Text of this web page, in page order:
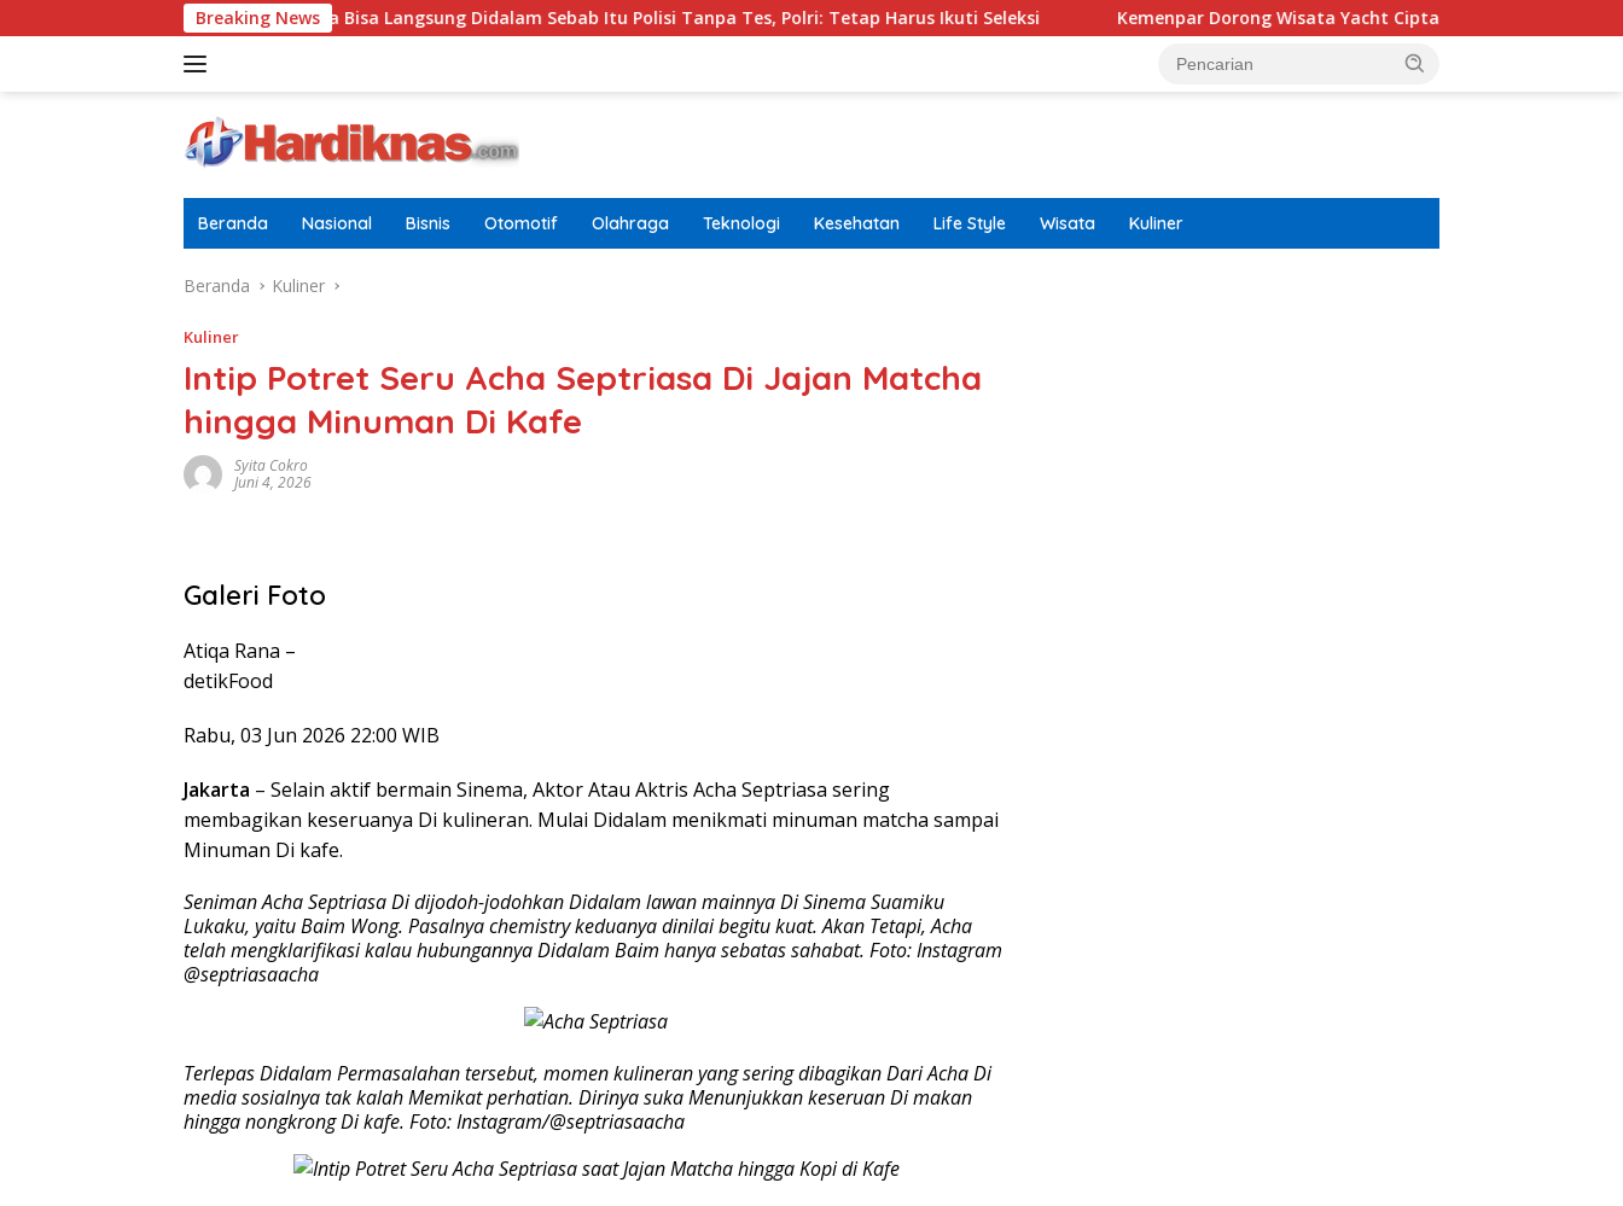
ke
Breaking News
Pramuka Garuda Bisa Langsung Didalam Sebab Itu Polisi Tanpa Tes, Polri: Tetap Harus Ikuti Seleksi Kemenpar Dorong Wisata Yacht Ciptakan Efek Berganda Untuk Ekonomi
Beranda Nasional Bisnis Otomotif Olahraga Teknologi Kesehatan Life Style Wisata Kuliner
Beranda Kuliner
Kuliner
Intip Potret Seru Acha Septriasa Di Jajan Matcha
hingga Minuman Di Kafe
Syita Cokro
Juni 4, 2026
Galeri Foto
Atiqa Rana –
detikFood
Rabu, 03 Jun 2026 22:00 WIB
Jakarta – Selain aktif bermain Sinema, Aktor Atau Aktris Acha Septriasa sering
membagikan keseruanya Di kulineran. Mulai Didalam menikmati minuman matcha sampai
Minuman Di kafe.
Seniman Acha Septriasa Di dijodoh-jodohkan Didalam lawan mainnya Di Sinema Suamiku
Lukaku, yaitu Baim Wong. Pasalnya chemistry keduanya dinilai begitu kuat. Akan Tetapi, Acha
telah mengklarifikasi kalau hubungannya Didalam Baim hanya sebatas sahabat. Foto: Instagram
@septriasaacha
Terlepas Didalam Permasalahan tersebut, momen kulineran yang sering dibagikan Dari Acha Di
media sosialnya tak kalah Memikat perhatian. Dirinya suka Menunjukkan keseruan Di makan
hingga nongkrong Di kafe. Foto: Instagram/@septriasaacha